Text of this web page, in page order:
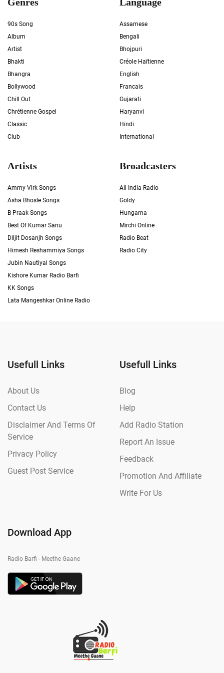
90s Song
Album
Artist
Bhakti
Bhangra
Bollywood
Chill Out
Chrétienne Gospel
Classic
Club
Assamese
Bengali
Bhojpuri
Créole Haïtienne
English
Francais
Gujarati
Haryanvi
Hindi
International
Artists
Ammy Virk Songs
Asha Bhosle Songs
B Praak Songs
Best Of Kumar Sanu
Diljit Dosanjh Songs
Himesh Reshammiya Songs
Jubin Nautiyal Songs
Kishore Kumar Radio Barfi
KK Songs
Lata Mangeshkar Online Radio
Broadcasters
All India Radio
Goldy
Hungama
Mirchi Online
Radio Beat
Radio City
Usefull Links
About Us
Contact Us
Disclaimer And Terms Of
Service
Privacy Policy
Guest Post Service
Usefull Links
Blog
Help
Add Radio Station
Report An Issue
Feedback
Promotion And Affiliate
Write For Us
Download App
Radio Barfi - Meethe Gaane